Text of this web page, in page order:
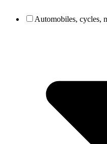
Automobiles, cycles,